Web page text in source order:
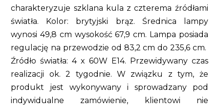
charakteryzuje szklana kula z czterema źródłami
światła. Kolor: brytyjski brąz. Średnica lampy
wynosi 49,8 cm wysokość 67,9 cm. Lampa posiada
regulację na przewodzie od 83,2 cm do 235,6 cm.
Źródło światła: 4 x 60W E14. Przewidywany czas
realizacji ok. 2 tygodnie. W związku z tym, że
produkt jest wykonywany i sprowadzany pod
indywidualne zamówienie, klientowi nie